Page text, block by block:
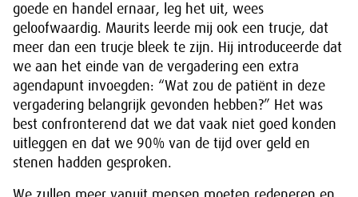
goede en handel ernaar, leg het uit, wees
geloofwaardig. Maurits leerde mij ook een trucje, dat
meer dan een trucje bleek te zijn. Hij introduceerde dat
we aan het einde van de vergadering een extra
agendapunt invoegden: “Wat zou de patiënt in deze
vergadering belangrijk gevonden hebben?” Het was
best confronterend dat we dat vaak niet goed konden
uitleggen en dat we 90% van de tijd over geld en
stenen hadden gesproken.